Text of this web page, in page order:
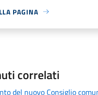
PAGINA
correlati
del nuovo Consiglio